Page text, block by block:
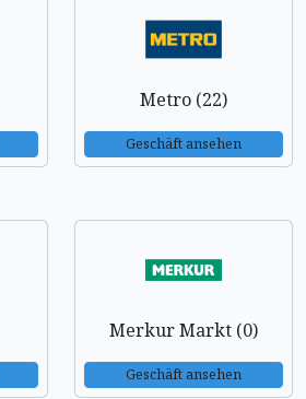
Metro (22)
Geschäft ansehen
Merkur Markt (0)
Geschäft ansehen